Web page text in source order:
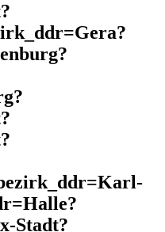
Stadt?